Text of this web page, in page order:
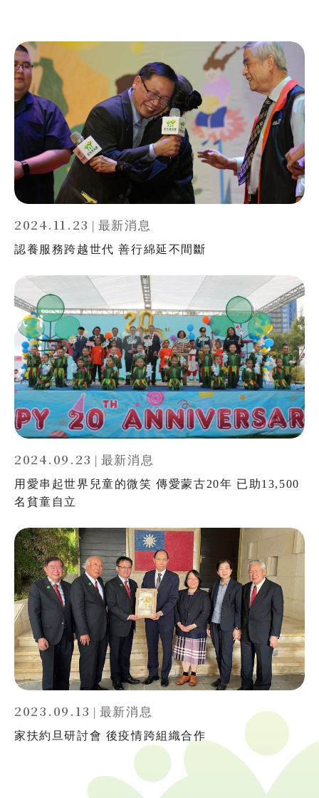
2024.11.23 最新消息
認養服務跨越世代 善行綿延不間斷
2024.09.23 | 最新消息
用愛串起世界兒童的微笑 傳愛蒙古20年 已助13,500
名貧童自立
2023.09.13 最新消息
家扶約旦研討會 後疫情跨組織合作